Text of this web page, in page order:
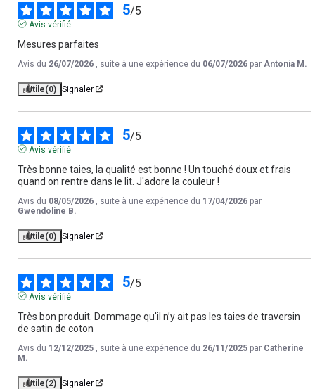
5/5
Avis vérifié
Mesures parfaites
Avis du 26/07/2026 , suite à une expérience du 06/07/2026 par Antonia M.
Utile(0) Signaler
5/5
Avis vérifié
Très bonne taies, la qualité est bonne ! Un touché doux et frais
quand on rentre dans le lit. J'adore la couleur !
Avis du 08/05/2026 , suite à une expérience du 17/04/2026 par
Gwendoline B.
Utile(0) Signaler
5/5
Avis vérifié
Très bon produit. Dommage qu'il n’y ait pas les taies de traversin
de satin de coton
Avis du 12/12/2025 , suite à une expérience du 26/11/2025 par Catherine
M.
Utile(2) Signaler